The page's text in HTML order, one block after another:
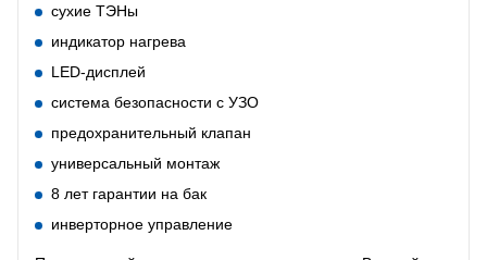
сухие ТЭНы
индикатор нагрева
LED-дисплей
система безопасности c УЗО
предохранительный клапан
универсальный монтаж
8 лет гарантии на бак
инверторное управление